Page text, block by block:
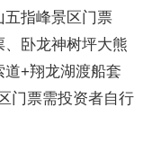
五指峰景区门票
卧龙神树坪大熊
+翔龙湖渡船套
门票需投资者自行